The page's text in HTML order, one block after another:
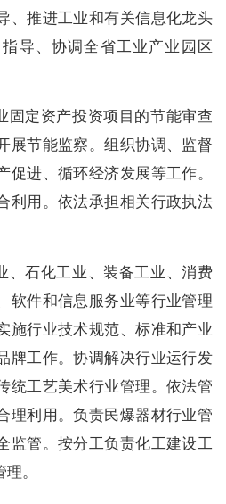
、推进工业和有关信息化龙头
导、协调全省工业产业园区
固定资产投资项目的节能审查
展节能监察。组织协调、监督
促进、循环经济发展等工作。
利用。依法承担相关行政执法
、石化工业、装备工业、消费
软件和信息服务业等行业管理
施行业技术规范、标准和产业
牌工作。协调解决行业运行发
统工艺美术行业管理。依法管
理利用。负责民爆器材行业管
监管。按分工负责化工建设工
。